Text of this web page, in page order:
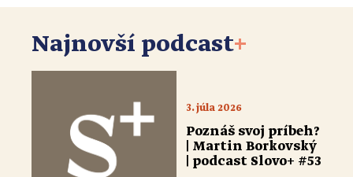
Najnovší podcast+
3. júla 2026
Poznáš svoj príbeh?
| Martin Borkovský
| podcast Slovo+ #53